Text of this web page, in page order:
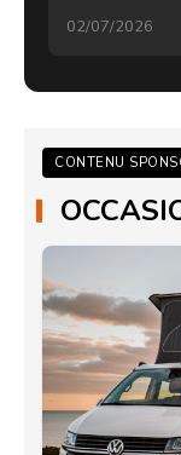
02/07/2026
CONTENU